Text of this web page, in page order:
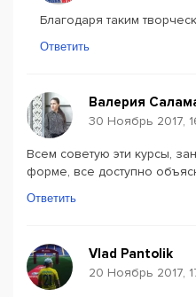
Благодаря таким
Ответить
Валерия
30 Ноябрь 2017,
Всем советую эти курсы,
форме, все доступно
Ответить
Vlad Pantolik
20 Ноябрь 2017,